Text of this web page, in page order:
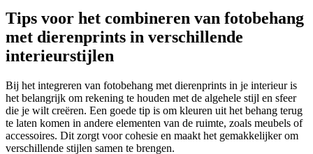
Tips voor het combineren van fotobehang
met dierenprints in verschillende
interieurstijlen
Bij het integreren van fotobehang met dierenprints in je interieur is
het belangrijk om rekening te houden met de algehele stijl en sfeer
die je wilt creëren. Een goede tip is om kleuren uit het behang terug
te laten komen in andere elementen van de ruimte, zoals meubels of
accessoires. Dit zorgt voor cohesie en maakt het gemakkelijker om
verschillende stijlen samen te brengen.